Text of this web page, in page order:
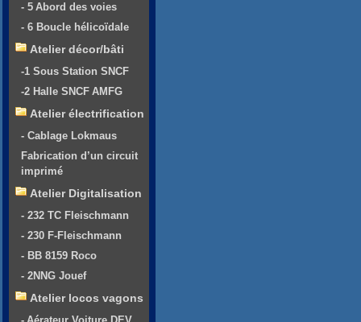
- 5 Abord des voies
- 6 Boucle hélicoïdale
Atelier décor/bâti
-1 Sous Station SNCF
-2 Halle SNCF AMFG
Atelier électrification
- Cablage Lokmaus
Fabrication d’un circuit
imprimé
Atelier Digitalisation
- 232 TC Fleischmann
- 230 F-Fleischmann
- BB 8159 Roco
- 2NNG Jouef
Atelier locos vagons